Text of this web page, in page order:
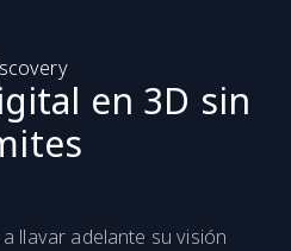
en 3D sin
llavar adelante su visión